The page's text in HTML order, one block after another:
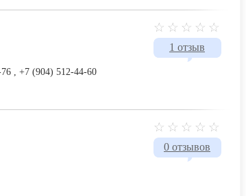
1 отзыв
, +7 (904) 512-44-60
0 отзывов